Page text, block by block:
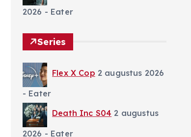
2026 - Eater
Series
Flex X Cop 2 augustus 2026
- Eater
Death Inc S04 2 augustus
2026 - Eater